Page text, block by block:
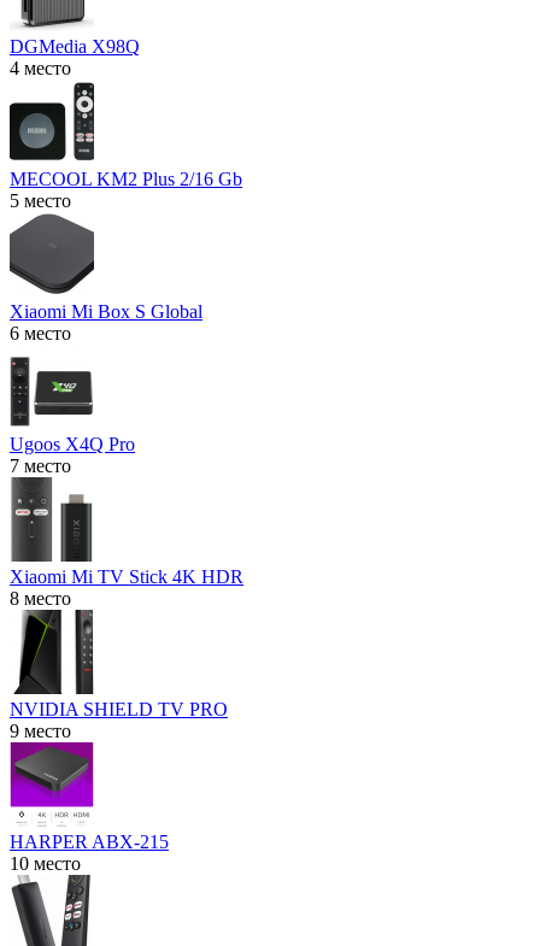
DGMedia X98Q
4 место
MECOOL KM2 Plus 2/16 Gb
5 место
Xiaomi Mi Box S Global
6 место
Ugoos X4Q Pro
7 место
Xiaomi Mi TV Stick 4K HDR
8 место
NVIDIA SHIELD TV PRO
9 место
HARPER ABX-215
10 место